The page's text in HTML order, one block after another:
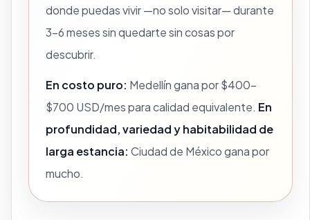
donde puedas vivir —no solo visitar— durante
3–6 meses sin quedarte sin cosas por
descubrir.
En costo puro: Medellín gana por $400–
$700 USD/mes para calidad equivalente. En
profundidad, variedad y habitabilidad de
larga estancia: Ciudad de México gana por
mucho.